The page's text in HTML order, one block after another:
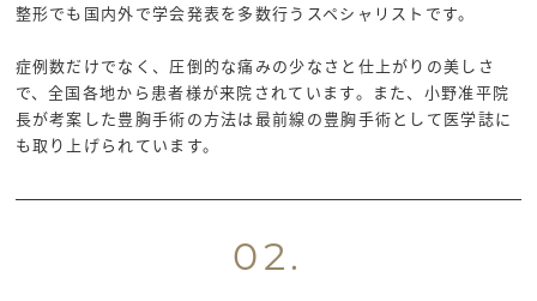
整形でも国内外で学会発表を多数行うスペシャリストです。
症例数だけでなく、圧倒的な痛みの少なさと仕上がりの美しさ
で、全国各地から患者様が来院されています。また、小野准平院
長が考案した豊胸手術の方法は最前線の豊胸手術として医学誌に
も取り上げられています。
02.